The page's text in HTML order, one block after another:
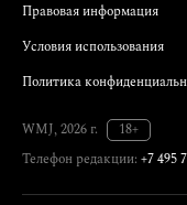
Правовая информация
Условия использования
Политика
WMJ, 2026 г.
18+
Телефон редакции: +7 495